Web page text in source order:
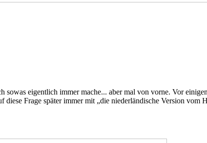
eigentlich immer mache... aber mal von vorne. Vor
diese Frage später immer mit „die niederländische Version